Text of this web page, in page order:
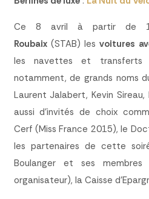
Ce 8 avril à partir de
Roubaix(STAB) lesvoitures
les navettes et
notamment, de grands noms
Laurent Jalabert, Kevin
aussi d’invités de choix
Cerf (Miss France 2015), le
les partenaires de cette
Boulanger et ses membres
organisateur), la Caisse